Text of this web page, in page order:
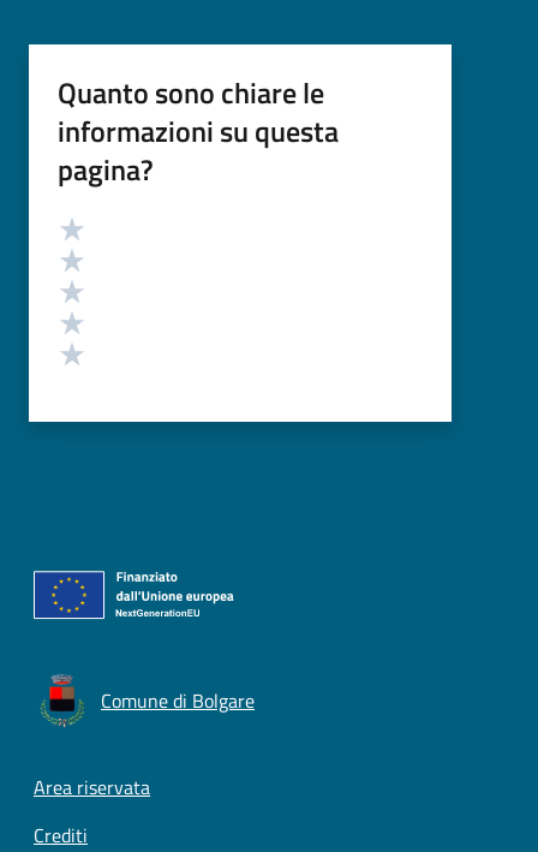
Quanto sono chiare le
informazioni su questa
pagina?
Valutazione
Comune di Bolgare
Footer menu
Area riservata
Crediti